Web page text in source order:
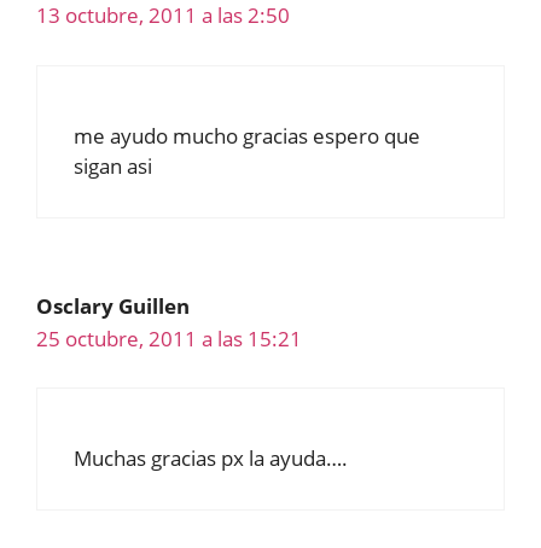
13 octubre, 2011 a las 2:50
me ayudo mucho gracias espero que
sigan asi
Osclary Guillen
25 octubre, 2011 a las 15:21
Muchas gracias px la ayuda….